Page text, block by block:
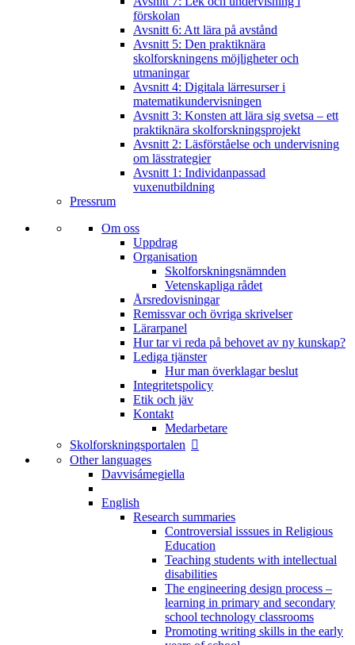
förskolan
Avsnitt 6: Att lära på avstånd
Avsnitt 5: Den praktiknära
skolforskningens möjligheter och
utmaningar
Avsnitt 4: Digitala lärresurser i
matematikundervisningen
Avsnitt 3: Konsten att lära sig svetsa – ett
praktiknära skolforskningsprojekt
Avsnitt 2: Läsförståelse och undervisning
om lässtrategier
Avsnitt 1: Individanpassad
vuxenutbildning
Pressrum
Om oss
Uppdrag
Organisation
Skolforskningsnämnden
Vetenskapliga rådet
Årsredovisningar
Remissvar och övriga skrivelser
Lärarpanel
Hur tar vi reda på behovet av ny kunskap?
Lediga tjänster
Hur man överklagar beslut
Integritetspolicy
Etik och jäv
Kontakt
Medarbetare
Skolforskningsportalen
Other languages
Davvisámegiella
English
Research summaries
Controversial isssues in Religious
Education
Teaching students with intellectual
disabilities
The engineering design process –
learning in primary and secondary
school technology classrooms
Promoting writing skills in the early